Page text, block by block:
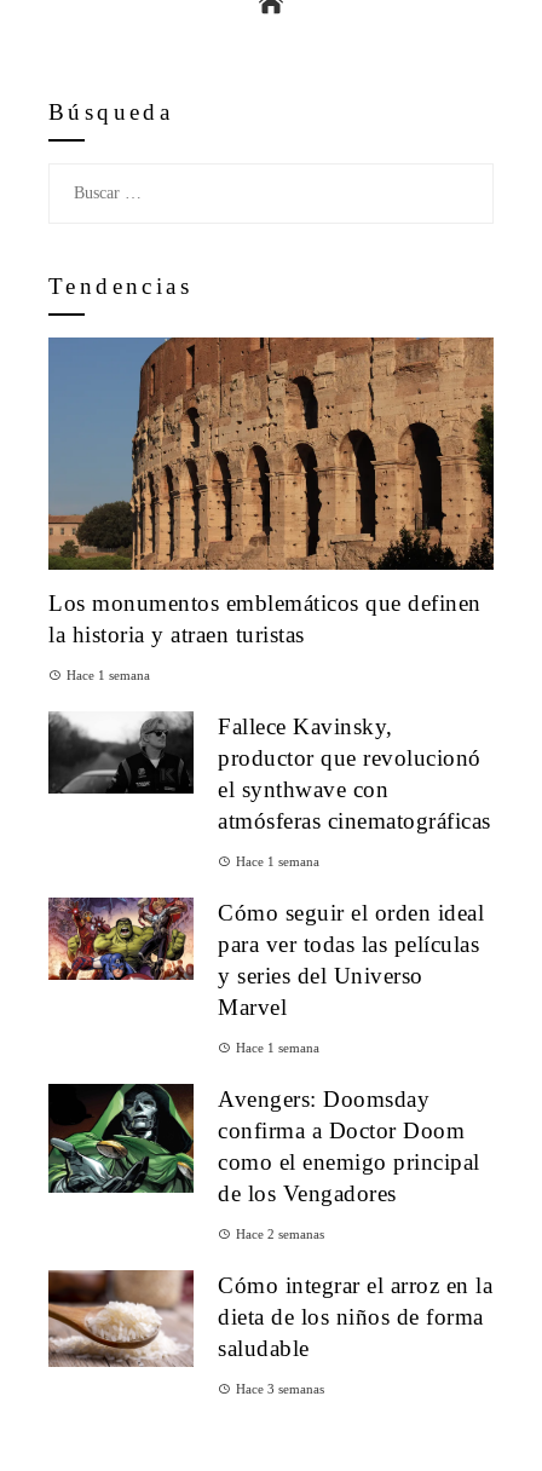
Búsqueda
Tendencias
Los monumentos emblemáticos que definen
la historia y atraen turistas
Hace 1 semana
Fallece Kavinsky,
productor que revolucionó
el synthwave con
atmósferas cinematográficas
Hace 1 semana
Cómo seguir el orden ideal
para ver todas las películas
y series del Universo
Marvel
Hace 1 semana
Avengers: Doomsday
confirma a Doctor Doom
como el enemigo principal
de los Vengadores
Hace 2 semanas
Cómo integrar el arroz en la
dieta de los niños de forma
saludable
Hace 3 semanas